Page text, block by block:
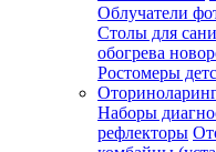
Облучатели
Столы для
обогрева
Ростомеры
Наборы
рефлекторы